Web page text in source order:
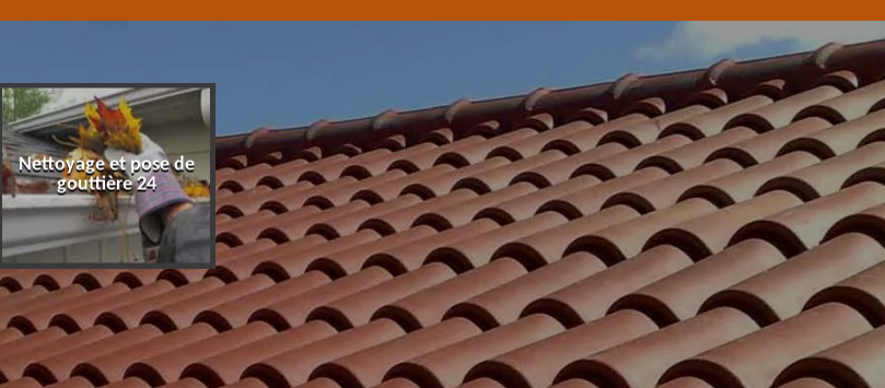
Nettoyage et pose de
gouttière 24
Peinture sur tuile et
toiture 24
Réparation de toiture
24
Urgence fuite de
toiture 24